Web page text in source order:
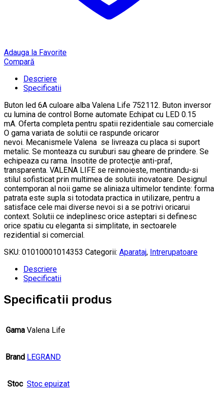
Adauga la Favorite
Compară
Descriere
Specificatii
Buton led 6A culoare alba Valena Life 752112. Buton inversor
cu lumina de control Borne automate Echipat cu LED 0.15
mA. Oferta completa pentru spatii rezidentiale sau comerciale
O gama variata de solutii ce raspunde oricaror
nevoi. Mecanismele Valena se livreaza cu placa si suport
metalic. Se monteaza cu suruburi sau gheare de prindere. Se
echipeaza cu rama. Insotite de protecţie anti-praf,
transparenta. VALENA LIFE se reinnoieste, mentinandu-si
stilul sofisticat prin multimea de solutii inovatoare. Designul
contemporan al noii game se aliniaza ultimelor tendinte: forma
patrata este supla si totodata practica in utilizare, pentru a
satisface cele mai diverse nevoi si a se potrivi oricarui
context. Solutii ce indeplinesc orice asteptari si definesc
orice spatiu cu eleganta si simplitate, in sectoarele
rezidential si comercial.
SKU: 01010001014353 Categorii: Aparataj, Intrerupatoare
Descriere
Specificatii
Specificatii produs
Gama Valena Life
Brand LEGRAND
Stoc Stoc epuizat